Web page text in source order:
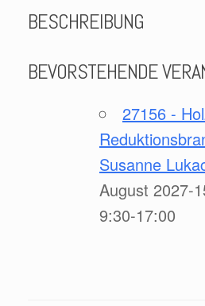
BESCHREIBUNG
BEVORSTEHENDE
27156 -
Susanne
August 2027-
9:30-17:00